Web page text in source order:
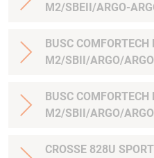
M2/SBEII/ARGO-
BUSC COMFORTECH
M2/SBII/ARGO/
BUSC COMFORTECH
M2/SBII/ARGO/
CROSSE 828U